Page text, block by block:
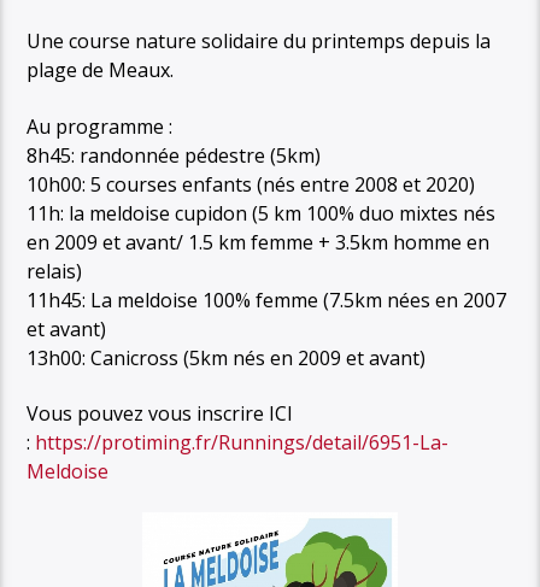
Une course nature solidaire du printemps depuis la
plage de Meaux.
Au programme :
8h45: randonnée pédestre (5km)
10h00: 5 courses enfants (nés entre 2008 et 2020)
11h: la meldoise cupidon (5 km 100% duo mixtes nés
en 2009 et avant/ 1.5 km femme + 3.5km homme en
relais)
11h45: La meldoise 100% femme (7.5km nées en 2007
et avant)
13h00: Canicross (5km nés en 2009 et avant)
Vous pouvez vous inscrire ICI
: https://protiming.fr/Runnings/detail/6951-La-
Meldoise